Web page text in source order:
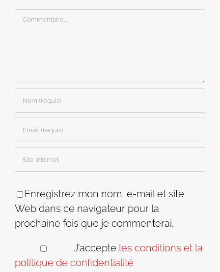
Commentaire
Enregistrez mon nom, e-mail et site
Web dans ce navigateur pour la
prochaine fois que je commenterai.
J’accepte les conditions et la
politique de confidentialité